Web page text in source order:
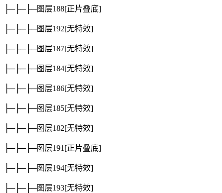
├─├─├─图层188[正片叠底]
├─├─├─图层192[无特效]
├─├─├─图层187[无特效]
├─├─├─图层184[无特效]
├─├─├─图层186[无特效]
├─├─├─图层185[无特效]
├─├─├─图层182[无特效]
├─├─├─图层191[正片叠底]
├─├─├─图层194[无特效]
├─├─├─图层193[无特效]